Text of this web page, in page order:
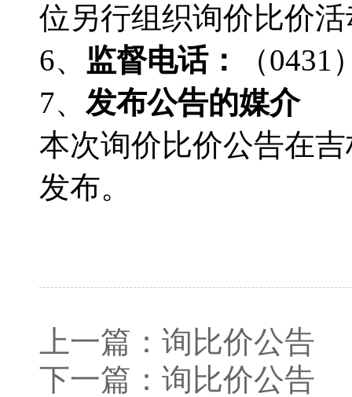
位另行组织询价比价
6、 监督电话： （0431
7、 发布公告的媒介
本次询价比价公告在
发布。
上一篇： 询比价公告
下一篇： 询比价公告